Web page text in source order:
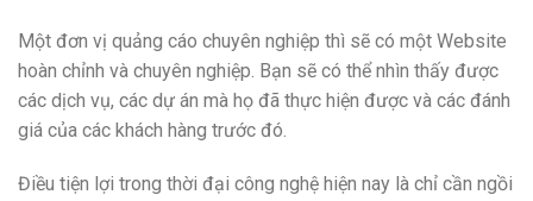
Một đơn vị quảng cáo chuyên nghiệp thì sẽ có một Website
hoàn chỉnh và chuyên nghiệp. Bạn sẽ có thể nhìn thấy được
các dịch vụ, các dự án mà họ đã thực hiện được và các đánh
giá của các khách hàng trước đó.
Điều tiện lợi trong thời đại công nghệ hiện nay là chỉ cần ngồi